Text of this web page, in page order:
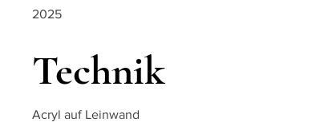
2025
Technik
Acryl auf Leinwand